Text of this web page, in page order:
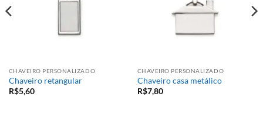
CHAVEIRO PERSONALIZADO
Chaveiro retangular
R$5,60
CHAVEIRO PERSONALIZADO
Chaveiro casa metálico
R$7,80